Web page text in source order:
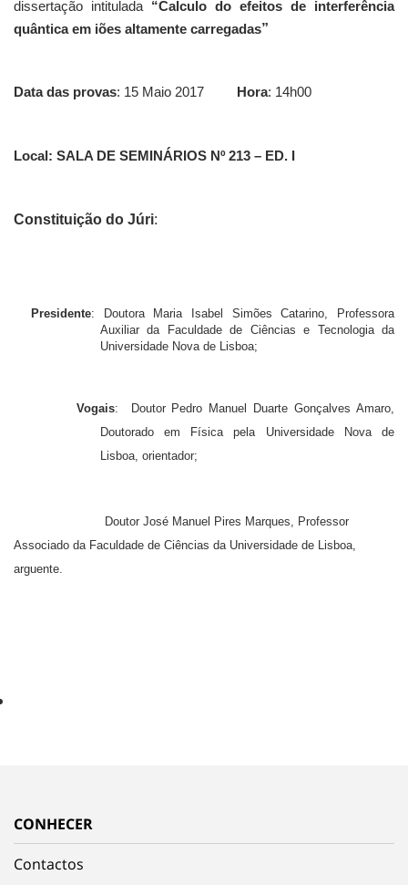
dissertação intitulada “Calculo do efeitos de interferência
quântica em iões altamente carregadas”
Data das provas: 15 Maio 2017 Hora: 14h00
Local: SALA DE SEMINÁRIOS Nº 213 – ED. I
Constituição do Júri:
Presidente: Doutora Maria Isabel Simões Catarino, Professora
Auxiliar da Faculdade de Ciências e Tecnologia da
Universidade Nova de Lisboa;
Vogais: Doutor Pedro Manuel Duarte Gonçalves Amaro,
Doutorado em Física pela Universidade Nova de
Lisboa, orientador;
Doutor José Manuel Pires Marques, Professor
Associado da Faculdade de Ciências da Universidade de Lisboa,
arguente.
CONHECER
Contactos